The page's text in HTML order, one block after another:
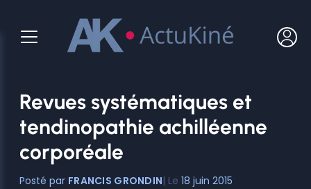
contenu
Revues systématiques et
tendinopathie achilléenne
corporéale
FRANCIS GRONDIN 18 juin 2015